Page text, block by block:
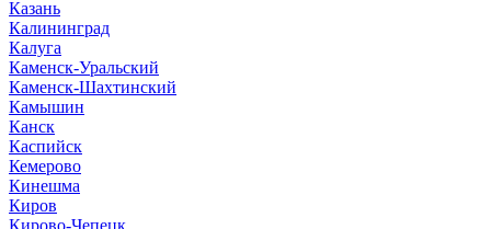
Казань
Калининград
Калуга
Каменск-Уральский
Каменск-Шахтинский
Камышин
Канск
Каспийск
Кемерово
Кинешма
Киров
Кирово-Чепецк